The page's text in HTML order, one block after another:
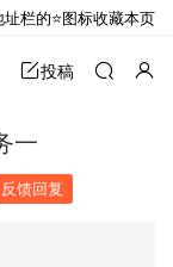
投稿
一
反馈回复
栏的⭐图标收藏本页